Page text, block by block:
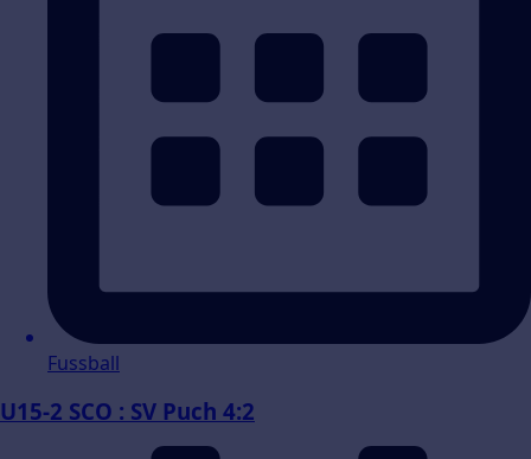
Fussball
U15-2 SCO : SV Puch 4:2